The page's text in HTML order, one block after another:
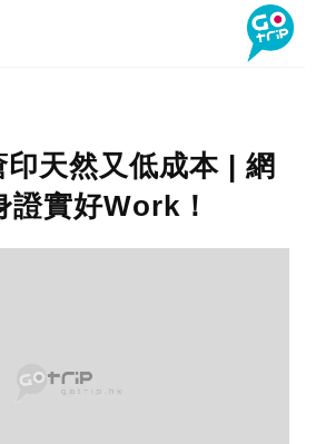
天然又低成本 | 網
證實好Work！